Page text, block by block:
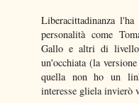
Liberacittadinanza
personalità come
Gallo e altri di
un'occhiata (la
quella non ho un
interesse gliela invierò